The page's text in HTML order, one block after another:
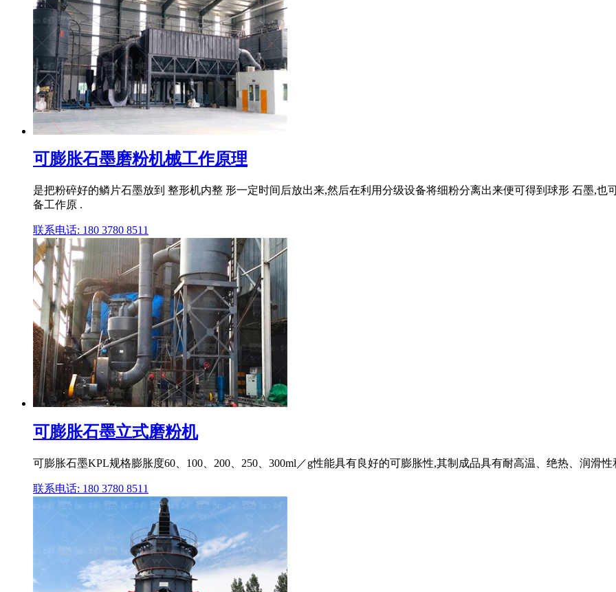
可膨胀石墨磨粉机械工作原理
是把粉碎好的鳞片石墨放到 整形机内整 形一定时间后放出来,然后在利用分级设备将细粉分离出来便可得到球形 石墨,
备工作原 .
联系电话: 180 3780 8511
可膨胀石墨立式磨粉机
可膨胀石墨KPL规格膨胀度60、100、200、250、300ml／g性能具有良好的可膨胀性,其制成品具有耐高温、绝热、润滑性
联系电话: 180 3780 8511